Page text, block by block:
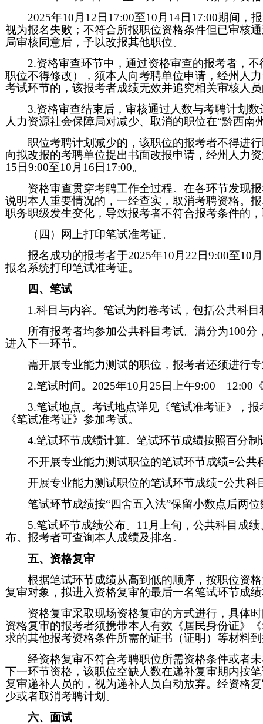
2025年10月12日17:00至10月14日17:00期间
视为报名失败；不符合所报职位资格条件但已审核
局审核同意后，予以改报其他职位。
2.资格审查环节中，通过资格审查的报考者，
职位不得修改），须本人向考聘单位申请，经州人
考试环节的，该报考者成绩无效并追究相关审核人
3.资格审查结束后，审核通过人数与考聘计划
人力资源社会保障局对减少、取消的职位在“黔西南
职位考聘计划减少的，该职位的报考者不得进
向拟改报的考聘单位提出书面改报申请，经州人力
15日9:00至10月16日17:00。
资格审查贯穿考聘工作全过程。在各环节发现
说明本人重要情况的，一经查实，取消考聘资格。
职务职级发生变化，导致报考者不符合报考条件的
（四）网上打印笔试准考证。
报名成功的报考者于2025年10月22日9:00至10
报名系统打印笔试准考证。
四、笔试
1.科目与内容。笔试为闭卷考试，包括公共科
所有报考者均参加公共科目考试。满分为100
进入下一环节。
需开展专业能力测试的职位，报考者还须进行
2.笔试时间。2025年10月25日上午9:00—12:00
3.笔试地点。考试地点详见《笔试准考证》，
《笔试准考证》参加考试。
4.笔试环节成绩计算。笔试环节成绩按照百分
不开展专业能力测试职位的笔试环节成绩=公共
开展专业能力测试职位的笔试环节成绩=公共科
笔试环节成绩按“四舍五入法”保留小数点后两
5.笔试环节成绩公布。11月上旬，公共科目成
布。报考者可查询本人成绩及排名。
五、资格复审
根据笔试环节成绩从高到低的顺序，按职位资
复审对象，拟进入资格复审的最后一名笔试环节成
资格复审采取现场资格复审的方式进行，具体
资格复审的报考者须携带本人有效《居民身份证》
求的其他报考资格条件所需的证书（证明）等材料
经资格复审不符合考聘职位所需资格条件或者
下一环节资格，该职位空缺人数在递补复审期内按
复审递补人员的，视为递补人员自动放弃。经资格
少或者取消考聘计划。
六、面试